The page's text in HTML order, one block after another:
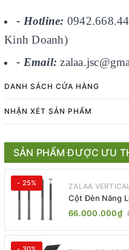
- Hotline:
Kinh Doanh)
- Email:
DANH SÁCH CỬA HÀNG
NHẬN XÉT SẢN PHẨM
SẢN PHẨM ĐƯỢC ƯU
- 25% ZALAA
Cột Đèn Năng
ZSR-YYDS-360
66.000.000₫